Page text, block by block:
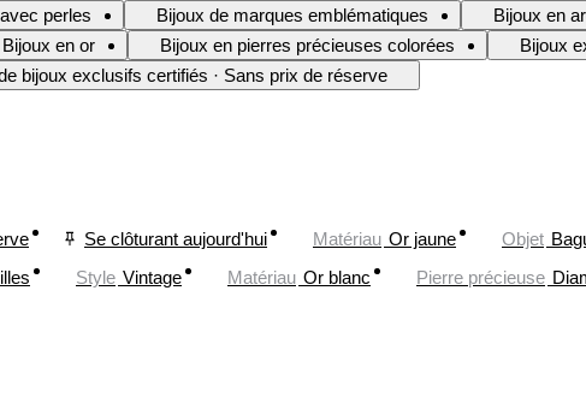
perles Bijoux de marques emblématiques Bijoux en
Bijoux en or Bijoux en pierres précieuses colorées Bijoux
bijoux exclusifs certifiés · Sans prix de réserve
Se clôturant aujourd'hui Matériau Or jaune Objet
Style Vintage Matériau Or blanc Pierre précieuse